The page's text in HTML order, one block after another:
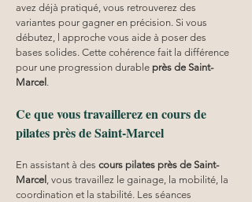
avez déjà pratiqué, vous retrouverez des
variantes pour gagner en précision. Si vous
débutez, l approche vous aide à poser des
bases solides. Cette cohérence fait la différence
pour une progression durable près de Saint-
Marcel.
Ce que vous travaillerez en cours de
pilates près de Saint-Marcel
En assistant à des cours pilates près de Saint-
Marcel , vous travaillez le gainage, la mobilité, la
coordination et la stabilité. Les séances